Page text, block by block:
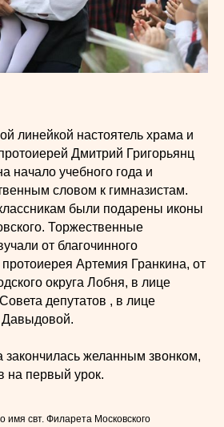
линейкой настоятель храма и
Дмитрий Григорьянц
начало учебного года и
словом к гимназистам.
были подарены иконы
Торжественные
от благочинного
протоиерея Артемия Гранкина, от
округа Лобня, в лице
депутатов , в лице
Давыдовой.
желанным звонком,
на первый урок.
имя свт. Филарета Московского